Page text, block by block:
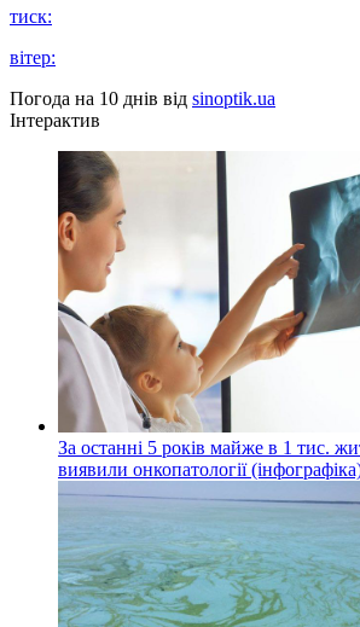
тиск:
вітер:
Погода на 10 днів від sinoptik.ua
Інтерактив
За останні 5 років майже в 1 тис.
виявили онкопатології